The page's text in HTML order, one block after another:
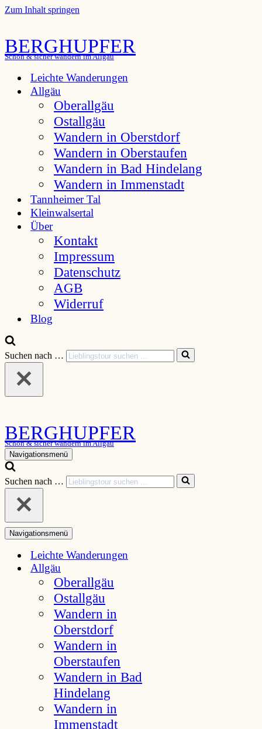
Zum Inhalt springen
BERGHUPFER
Schön & sicher wandern im Allgäu
Leichte Wanderungen
Allgäu
Oberallgäu
Ostallgäu
Wandern in Oberstdorf
Wandern in Oberstaufen
Wandern in Bad Hindelang
Wandern in Immenstadt
Tannheimer Tal
Kleinwalsertal
Über
Kontakt
Impressum
Datenschutz
AGB
Widerruf
Blog
Suchen nach …
BERGHUPFER
Schön & sicher wandern im Allgäu
Navigationsmenü
Suchen nach …
Navigationsmenü
Leichte Wanderungen
Allgäu
Oberallgäu
Ostallgäu
Wandern in
Oberstdorf
Wandern in
Oberstaufen
Wandern in Bad
Hindelang
Wandern in
Immenstadt